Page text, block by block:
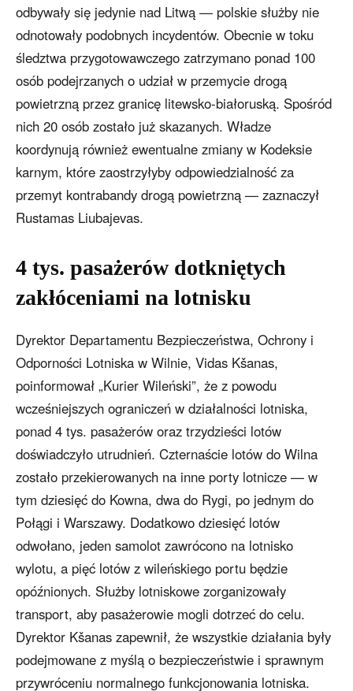
odbywały się jedynie nad Litwą — polskie służby nie
odnotowały podobnych incydentów. Obecnie w toku
śledztwa przygotowawczego zatrzymano ponad 100
osób podejrzanych o udział w przemycie drogą
powietrzną przez granicę litewsko-białoruską. Spośród
nich 20 osób zostało już skazanych. Władze
koordynują również ewentualne zmiany w Kodeksie
karnym, które zaostrzyłyby odpowiedzialność za
przemyt kontrabandy drogą powietrzną — zaznaczył
Rustamas Liubajevas.
4 tys. pasażerów dotkniętych
zakłóceniami na lotnisku
Dyrektor Departamentu Bezpieczeństwa, Ochrony i
Odporności Lotniska w Wilnie, Vidas Kšanas,
poinformował „Kurier Wileński”, że z powodu
wcześniejszych ograniczeń w działalności lotniska,
ponad 4 tys. pasażerów oraz trzydzieści lotów
doświadczyło utrudnień. Czternaście lotów do Wilna
zostało przekierowanych na inne porty lotnicze — w
tym dziesięć do Kowna, dwa do Rygi, po jednym do
Połągi i Warszawy. Dodatkowo dziesięć lotów
odwołano, jeden samolot zawrócono na lotnisko
wylotu, a pięć lotów z wileńskiego portu będzie
opóźnionych. Służby lotniskowe zorganizowały
transport, aby pasażerowie mogli dotrzeć do celu.
Dyrektor Kšanas zapewnił, że wszystkie działania były
podejmowane z myślą o bezpieczeństwie i sprawnym
przywróceniu normalnego funkcjonowania lotniska.